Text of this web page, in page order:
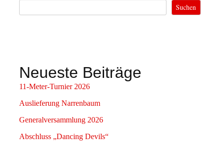
Suchen
Neueste Beiträge
11-Meter-Turnier 2026
Auslieferung Narrenbaum
Generalversammlung 2026
Abschluss „Dancing Devils“